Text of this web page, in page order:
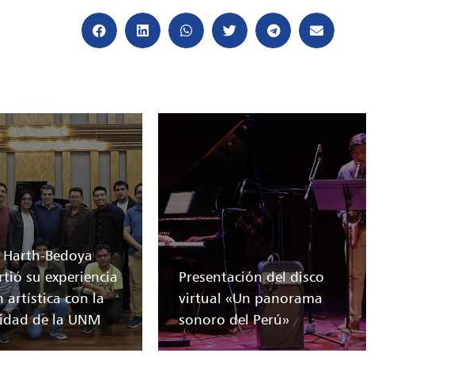
Bedoya
su experiencia
artística con la
de la UNM
Presentación del disco
virtual «Un panorama
sonoro del Perú»